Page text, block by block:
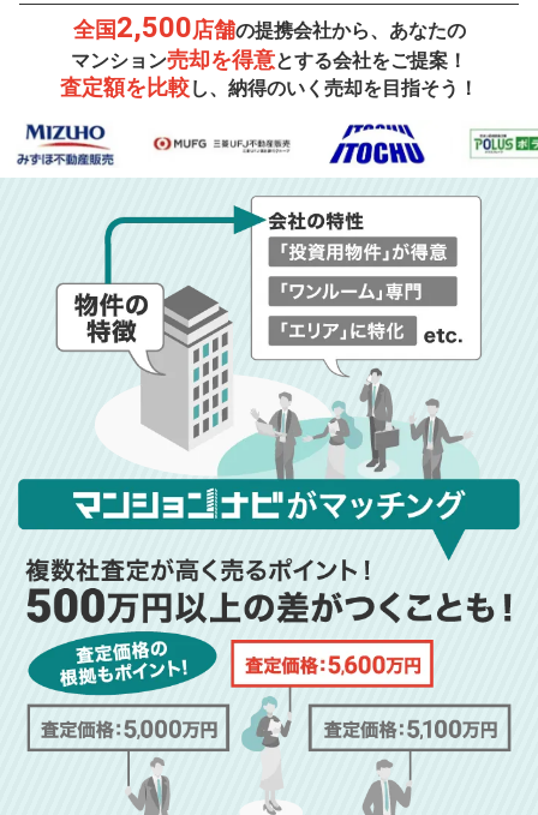
全国2,500店舗の提携会社から、あなたの
マンション売却を得意とする会社をご提案！
査定額を比較し、納得のいく売却を目指そう！